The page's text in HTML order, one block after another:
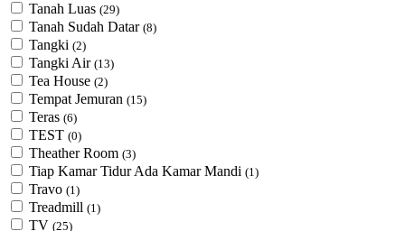
Tanah Luas (29)
Tanah Sudah Datar (8)
Tangki (2)
Tangki Air (13)
Tea House (2)
Tempat Jemuran (15)
Teras (6)
TEST (0)
Theather Room (3)
Tiap Kamar Tidur Ada Kamar Mandi (1)
Travo (1)
Treadmill (1)
TV (25)